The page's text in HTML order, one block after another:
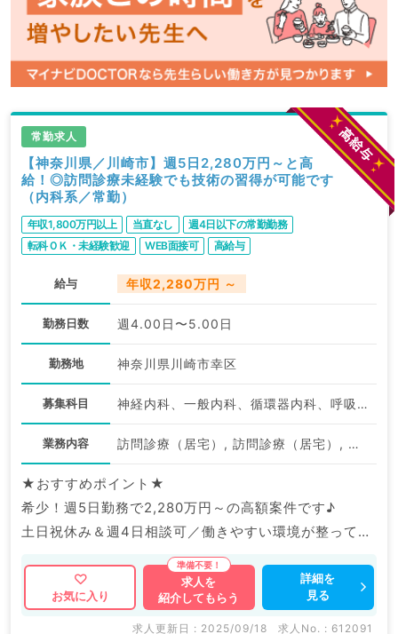
常勤求人
【神奈川県／川崎市】週5日2,280万円～と高
給！◎訪問診療未経験でも技術の習得が可能です
（内科系／常勤）
年収1,800万円以上 当直なし
週4日以下の常勤勤務
転科ＯＫ・未経験歓迎
WEB面接可 高給与
給与 年収2,280万円 ～
勤務日数 週4.00日〜5.00日
勤務地 神奈川県川崎市幸区
募集科目 神経内科、一般内科、循環器内科、呼吸器内科、消化器内科、内分泌・代謝内科、腎臓内科、老年内科、血液内科、膠原病科
業務内容 訪問診療（居宅）, 訪問診療（居宅）, 訪問診療（施設）, 訪問診療（施設）, 訪問診療（居宅）, 訪問診療（施設）
★おすすめポイント★
希少！週5日勤務で2,280万円～の高額案件です♪
土日祝休み＆週4日相談可／働きやすい環境が整ってい
マイナビDOCTORでは病院やクリニックなどの医療機
関求人はもちろんのこと、
お気に入り
求人を
紹介してもらう
詳細を
見る
求人更新日 : 2025/09/18 求人No. : 612091